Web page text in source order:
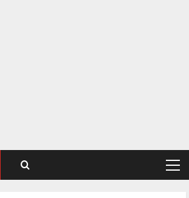
Primary